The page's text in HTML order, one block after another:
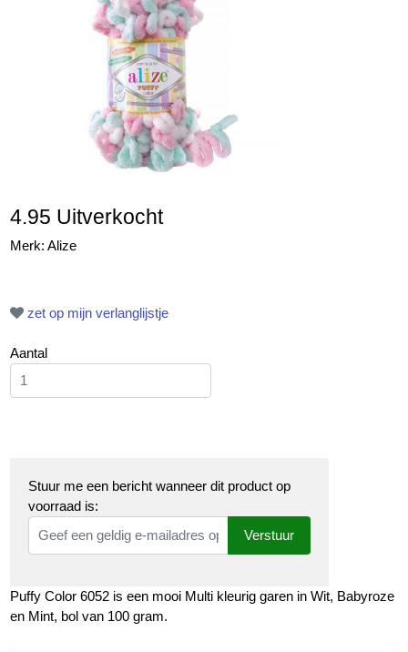
4.95 Uitverkocht
Merk: Alize
zet op mijn verlanglijstje
Aantal
Stuur me een bericht wanneer dit product op
voorraad is:
Verstuur
Puffy Color 6052 is een mooi Multi kleurig garen in Wit, Babyroze
en Mint, bol van 100 gram.